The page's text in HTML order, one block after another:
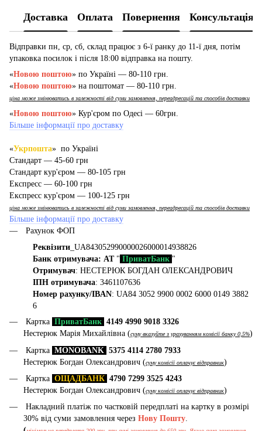
Доставка Оплата Повернення Консультація
Відправки пн, ср, сб, склад працює з 6-ї ранку до 11-ї дня, потім
упаковка посилок і після 18:00 відправка на пошту.
«Новою поштою» по Україні — 80-110 грн.
«Новою поштою» на поштомат — 80-110 грн.
ціна може змінюватись в залежності від суми замовлення, переадресацій та способів доставки
«Новою поштою» Кур'єром по Одесі — 60грн.
Більше інформації про доставку
«Укрпошта» по Україні
Стандарт — 45-60 грн
Стандарт кур'єром — 80-105 грн
Експресс — 60-100 грн
Експресс кур'єром — 100-125 грн
ціна може змінюватись в залежності від суми замовлення, переадресацій та способів доставки
Більше інформації про доставку
Рахунок ФОП
Реквізити _UA843052990000026000014938826
Банк отримувача: АТ" ПриватБанк "
Отримувач: НЕСТЕРЮК БОГДАН ОЛЕКСАНДРОВИЧ
ІПН отримувача: 3461107636
Номер рахунку/IBAN: UA84 3052 9900 0002 6000 0149 3882
6
Картка ПриватБанк 4149 4990 9018 3326
Нестерюк Марія Михайлівна (суму вказуйте з урахуванням комісії банку 0,5%)
Картка MONOBANK 5375 4114 2780 7933
Нестерюк Богдан Олександрович (суму комісії оплачує відправник)
Картка ОЩАДБАНК 4790 7299 3525 4243
Нестерюк Богдан Олександрович (суму комісії оплачує відправник)
Накладний платіж по частковій передплаті на картку в розмірі
30% від суми замовлення через Нову Пошту.